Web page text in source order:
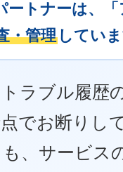
ートナーは、
・管理してい
ラブル履歴
でお断りし
、サービス